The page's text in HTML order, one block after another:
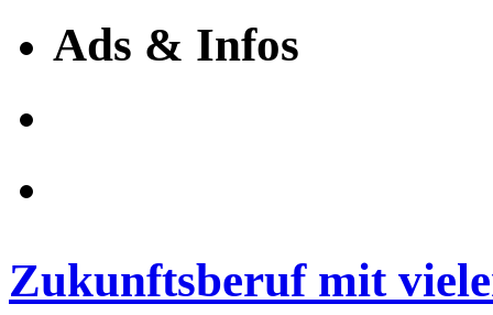
Ads & Infos
Zukunftsberuf mit